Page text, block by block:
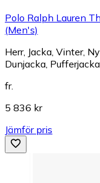
Polo Ralph Lauren
(Men's)
Herr, Jacka, Vinter,
Dunjacka, Pufferjacka
fr.
5 836 kr
Jämför pris